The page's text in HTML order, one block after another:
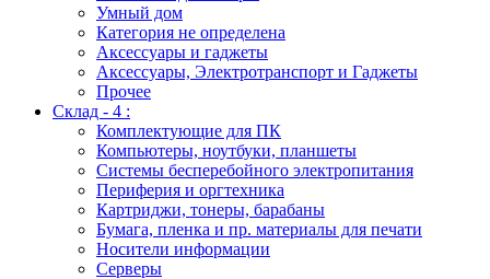
Умный дом
Категория не определена
Аксессуары и гаджеты
Аксессуары, Электротранспорт и Гаджеты
Прочее
Склад - 4 :
Комплектующие для ПК
Компьютеры, ноутбуки, планшеты
Системы бесперебойного электропитания
Периферия и оргтехника
Картриджи, тонеры, барабаны
Бумага, пленка и пр. материалы для печати
Носители информации
Серверы